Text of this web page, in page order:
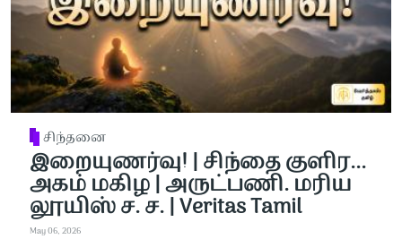
சிந்தனை
இறையுணர்வு! | சிந்தை குளிர...
அகம் மகிழ | அருட்பணி. மரிய
லூயிஸ் ச. ச. | Veritas Tamil
May 06, 2026